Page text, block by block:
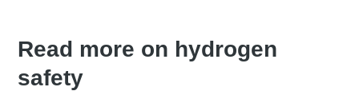
Read more on hydrogen
safety